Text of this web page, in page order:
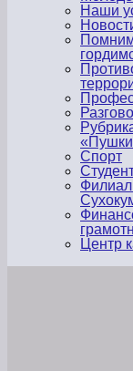
Наши
Спорт
Центр